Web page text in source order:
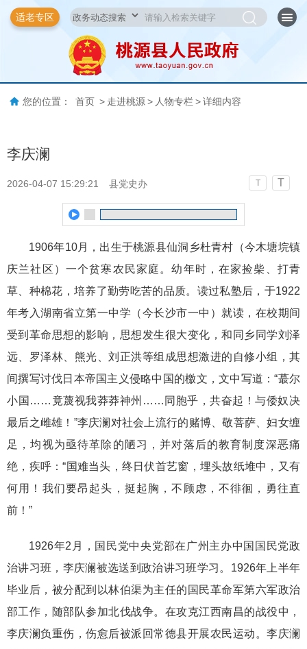
适老专区
您的位置： 首页 > 走进桃源 > 人物专栏 > 详细内容
李庆澜
2026-04-07 15:29:21 县党史办 T T
1906年10月，出生于桃源县仙洞乡杜青村（今木塘垸镇
庆兰社区）一个贫寒农民家庭。幼年时，在家捡柴、打青
草、种棉花，培养了勤劳吃苦的品质。读过私塾后，于1922
年考入湖南省立第一中学（今长沙市一中）就读，在校期间
受到革命思想的影响，思想发生很大变化，和同乡同学刘泽
远、罗泽林、熊光、刘正洪等组成思想激进的自修小组，其
间撰写讨伐日本帝国主义侵略中国的檄文，文中写道：“蕞尔
小国……竟蔑视我莽莽神州……同胞乎，共奋起！与倭奴决
最后之雌雄！”李庆澜对社会上流行的赌博、敬菩萨、妇女缠
足，均视为亟待革除的陋习，并对落后的教育制度深恶痛
绝，疾呼：“国难当头，终日伏首艺窗，埋头故纸堆中，又有
何用！我们要昂起头，挺起胸，不顾虑，不徘徊，勇往直
前！”
1926年2月，国民党中央党部在广州主办中国国民党政
治讲习班，李庆澜被选送到政治讲习班学习。1926年上半年
毕业后，被分配到以林伯渠为主任的国民革命军第六军政治
部工作，随部队参加北伐战争。在攻克江西南昌的战役中，
李庆澜负重伤，伤愈后被派回常德县开展农民运动。李庆澜